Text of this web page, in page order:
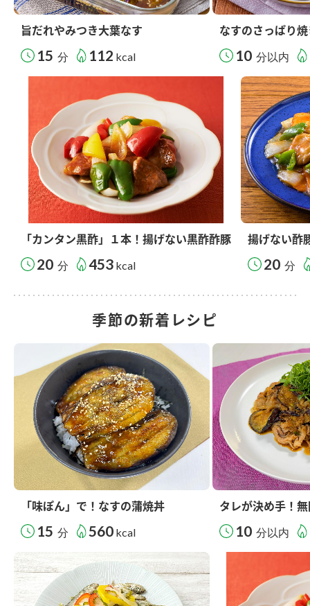
旨だれやみつき大葉なす
15 分 112 kcal
なすのさっぱり
10 分以内
「カンタン黒酢」１本！揚げない黒酢酢豚
20 分 453 kcal
揚げない酢
20 分
季節の新着レシピ
「味ぽん」で！なすの蒲焼丼
15 分 560 kcal
タレが決め手！
10 分以内